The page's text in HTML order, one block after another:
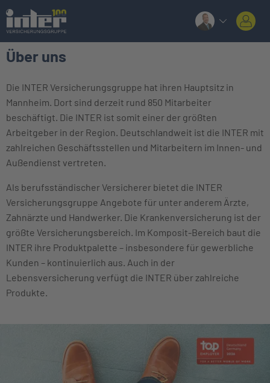
Über uns
Die INTER Versicherungsgruppe hat ihren Hauptsitz in
Mannheim. Dort sind derzeit rund 850 Mitarbeiter
beschäftigt. Die INTER ist somit einer der größten
Arbeitgeber in der Region. Deutschlandweit ist die INTER mit
zahlreichen Geschäftsstellen und Mitarbeitern im Innen- und
Außendienst vertreten.
Als berufsständischer Versicherer bietet die INTER
Versicherungsgruppe Angebote für unter anderem Ärzte,
Zahnärzte und Handwerker. Die Krankenversicherung ist der
größte Versicherungsbereich. Im Komposit-Bereich baut die
INTER ihre Produktpalette – insbesondere für gewerbliche
Kunden – kontinuierlich aus. Auch in der
Lebensversicherung verfügt die INTER über zahlreiche
Produkte.